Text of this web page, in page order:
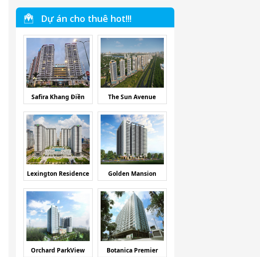
Dự án cho thuê hot!!!
Safira Khang Điền The Sun Avenue
Lexington Residence Golden Mansion
Orchard ParkView Botanica Premier